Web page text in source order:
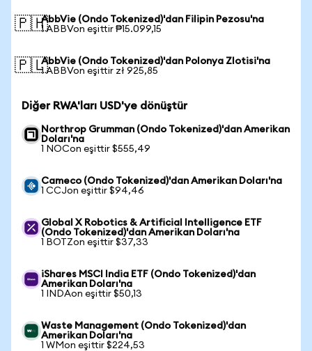
🇵🇭AbbVie (Ondo Tokenized)'dan Filipin Pezosu'na
1 ABBVon eşittir ₱15.099,15
🇵🇱AbbVie (Ondo Tokenized)'dan Polonya Zlotisi'na
1 ABBVon eşittir zł 925,85
Diğer RWA'ları USD'ye dönüştür
Northrop Grumman (Ondo Tokenized)'dan Amerikan
Doları'na
1 NOCon eşittir $555,49
Cameco (Ondo Tokenized)'dan Amerikan Doları'na
1 CCJon eşittir $94,46
Global X Robotics & Artificial Intelligence ETF
(Ondo Tokenized)'dan Amerikan Doları'na
1 BOTZon eşittir $37,33
iShares MSCI India ETF (Ondo Tokenized)'dan
Amerikan Doları'na
1 INDAon eşittir $50,13
Waste Management (Ondo Tokenized)'dan
Amerikan Doları'na
1 WMon eşittir $224,53